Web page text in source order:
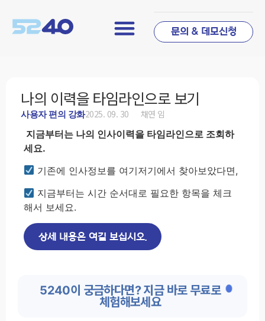
문의 & 데모신청
지금부터는 나의 인사이력을 타임라인으로 조회하
세요.
기존에 인사정보를 여기저기에서 찾아보았다면,
지금부터는 시간 순서대로 필요한 항목을 체크
해서 보세요.
상세 내용은 여길 보십시오.
5240이 궁금하다면? 지금 바로 무료로
체험해보세요
나의 이력을 타임라인으로 보기
사용자 편의 강화2025. 09. 30 채연 임